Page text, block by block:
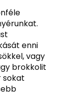
enni
vagy
brokkolit
sokat